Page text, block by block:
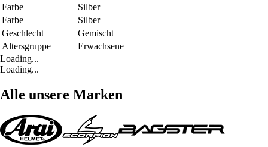
Farbe
Silber
Farbe
Silber
Geschlecht
Gemischt
Altersgruppe
Erwachsene
Loading...
Loading...
Alle unsere Marken